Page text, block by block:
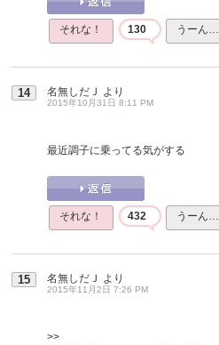
それな！ 130 うーん…
14 名無しだＪ より
2015年10月31日 8:11 PM
最近調子に乗ってる気がする
それな！ 432 うーん…
15 名無しだＪ より
2015年11月2日 7:26 PM
>>